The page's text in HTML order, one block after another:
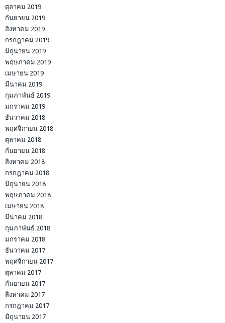
ตุลาคม 2019
กันยายน 2019
สิงหาคม 2019
กรกฎาคม 2019
มิถุนายน 2019
พฤษภาคม 2019
เมษายน 2019
มีนาคม 2019
กุมภาพันธ์ 2019
มกราคม 2019
ธันวาคม 2018
พฤศจิกายน 2018
ตุลาคม 2018
กันยายน 2018
สิงหาคม 2018
กรกฎาคม 2018
มิถุนายน 2018
พฤษภาคม 2018
เมษายน 2018
มีนาคม 2018
กุมภาพันธ์ 2018
มกราคม 2018
ธันวาคม 2017
พฤศจิกายน 2017
ตุลาคม 2017
กันยายน 2017
สิงหาคม 2017
กรกฎาคม 2017
มิถุนายน 2017